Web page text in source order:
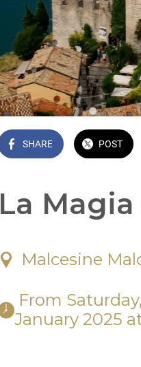
SHARE POST
La
Malcesine
January 2025